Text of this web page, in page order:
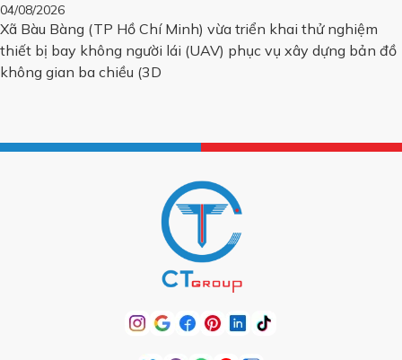
04/08/2026
Xã Bàu Bàng (TP Hồ Chí Minh) vừa triển khai thử nghiệm
thiết bị bay không người lái (UAV) phục vụ xây dựng bản đồ
không gian ba chiều (3D